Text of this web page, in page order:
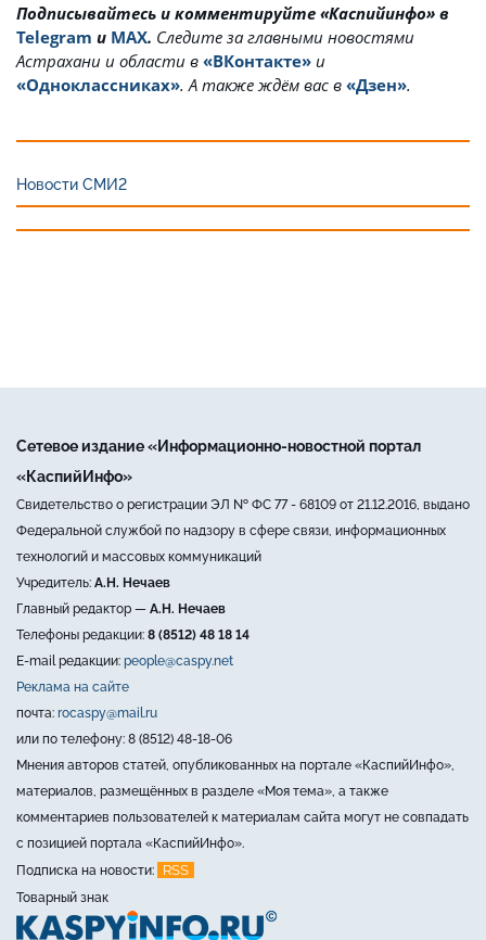
Подписывайтесь и комментируйте «Каспийинфо» в
Telegram и MAX. Cледите за главными новостями
Астрахани и области в «ВКонтакте» и
«Одноклассниках». А также ждём вас в «Дзен».
Новости СМИ2
Сетевое издание «Информационно-новостной портал
«КаспийИнфо»
Свидетельство о регистрации ЭЛ № ФС 77 - 68109 от 21.12.2016, выдано
Федеральной службой по надзору в сфере связи, информационных
технологий и массовых коммуникаций
Учредитель: А.Н. Нечаев
Главный редактор — А.Н. Нечаев
Телефоны редакции: 8 (8512) 48 18 14
E-mail редакции: people@caspy.net
Реклама на сайте
почта: rocaspy@mail.ru
или по телефону: 8 (8512) 48-18-06
Мнения авторов статей, опубликованных на портале «КаспийИнфо»,
материалов, размещённых в разделе «Моя тема», а также
комментариев пользователей к материалам сайта могут не совпадать
с позицией портала «КаспийИнфо».
Подписка на новости:
RSS
Товарный знак